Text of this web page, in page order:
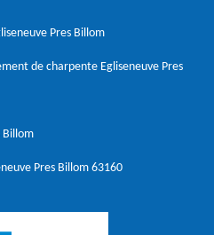
Pres Billom
de charpente Egliseneuve Pres
Billom
Pres Billom 63160